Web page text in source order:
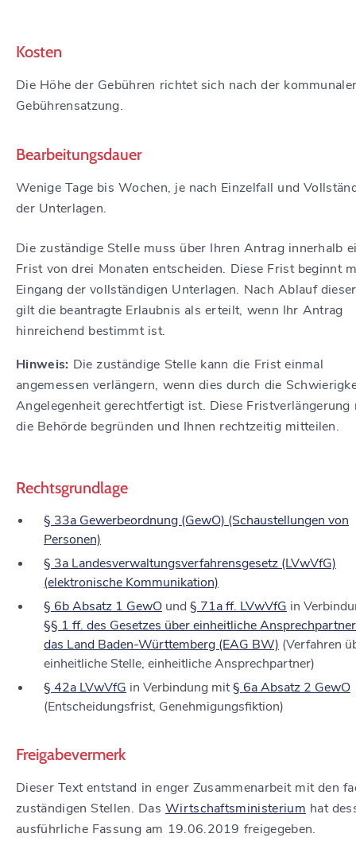
Kosten
Die Höhe der Gebühren richtet sich nach der
Gebührensatzung.
Bearbeitungsdauer
Wenige Tage bis Wochen, je nach Einzelfall und
der Unterlagen.
Die zuständige Stelle muss über Ihren Antrag innerhalb
Frist von drei Monaten entscheiden. Diese Frist beginnt
Eingang der vollständigen Unterlagen. Nach Ablauf
gilt die beantragte Erlaubnis als erteilt, wenn Ihr Antrag
hinreichend bestimmt ist.
Hinweis: Die zuständige Stelle kann die Frist einmal
angemessen verlängern, wenn dies durch die
Angelegenheit gerechtfertigt ist. Diese Fristverlängerung
die Behörde begründen und Ihnen rechtzeitig mitteilen.
Rechtsgrundlage
§ 33a Gewerbeordnung (GewO) (Schaustellungen von
Personen)
§ 3a Landesverwaltungsverfahrensgesetz (LVwVfG)
(elektronische Kommunikation)
§ 6b Absatz 1 GewO und § 71a ff. LVwVfG in
§§ 1 ff. des Gesetzes über einheitliche
das Land Baden-Württemberg (EAG BW) (Verfahren
einheitliche Stelle, einheitliche Ansprechpartner)
§ 42a LVwVfG in Verbindung mit§ 6a Absatz 2 GewO
(Entscheidungsfrist, Genehmigungsfiktion)
Freigabevermerk
Dieser Text entstand in enger Zusammenarbeit mit den
zuständigen Stellen. Das Wirtschaftsministerium hat
ausführliche Fassung am 19.06.2019 freigegeben.